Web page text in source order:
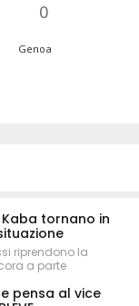
0
Genoa
Kaba tornano in
riprendono la
a parte
pensa al vice